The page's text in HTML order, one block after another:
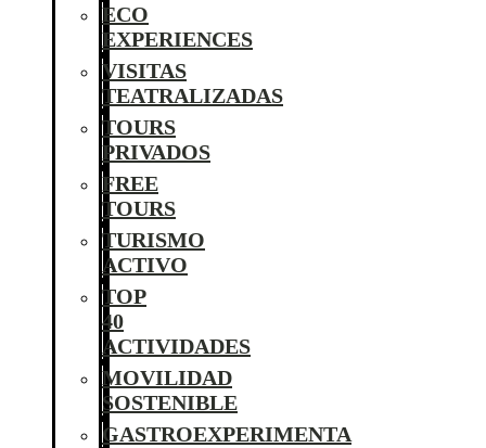
ECO
EXPERIENCES
VISITAS
TEATRALIZADAS
TOURS
PRIVADOS
FREE
TOURS
TURISMO
ACTIVO
TOP
40
ACTIVIDADES
MOVILIDAD
SOSTENIBLE
GASTROEXPERIMENTA